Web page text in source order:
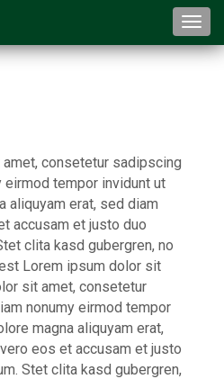
consetetur sadipscing
eirmod tempor invidunt ut
aliquyam erat, sed diam
accusam et justo duo
clita kasd gubergren, no
Lorem ipsum dolor sit
sit amet, consetetur
nonumy eirmod tempor
magna aliquyam erat,
eos et accusam et justo
Stet clita kasd gubergren,